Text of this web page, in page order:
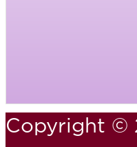
Copyright ©